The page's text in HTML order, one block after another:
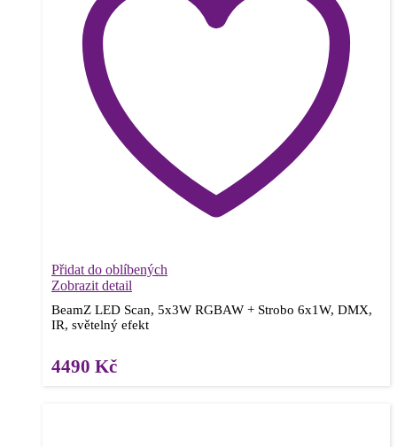
Přidat do oblíbených
Zobrazit detail
BeamZ LED Scan, 5x3W RGBAW + Strobo 6x1W, DMX,
IR, světelný efekt
4490 Kč